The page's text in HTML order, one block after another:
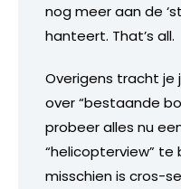
nog meer aan de
hanteert. That’s all.
Overigens tracht je
over “bestaande
probeer alles nu
“helicopterview” te
misschien is cros-